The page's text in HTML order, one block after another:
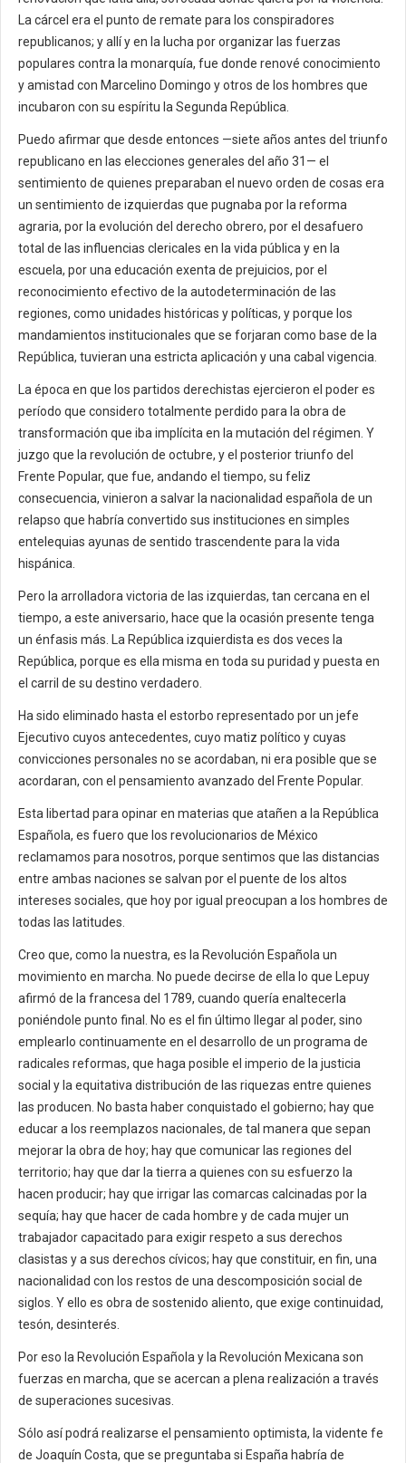
La cárcel era el punto de remate para los conspiradores
republicanos; y allí y en la lucha por organizar las fuerzas
populares contra la monarquía, fue donde renové conocimiento
y amistad con Marcelino Domingo y otros de los hombres que
incubaron con su espíritu la Segunda República.
Puedo afirmar que desde entonces —siete años antes del triunfo
republicano en las elecciones generales del año 31— el
sentimiento de quienes preparaban el nuevo orden de cosas era
un sentimiento de izquierdas que pugnaba por la reforma
agraria, por la evolución del derecho obrero, por el desafuero
total de las influencias clericales en la vida pública y en la
escuela, por una educación exenta de prejuicios, por el
reconocimiento efectivo de la autodeterminación de las
regiones, como unidades históricas y políticas, y porque los
mandamientos institucionales que se forjaran como base de la
República, tuvieran una estricta aplicación y una cabal vigencia.
La época en que los partidos derechistas ejercieron el poder es
período que considero totalmente perdido para la obra de
transformación que iba implícita en la mutación del régimen. Y
juzgo que la revolución de octubre, y el posterior triunfo del
Frente Popular, que fue, andando el tiempo, su feliz
consecuencia, vinieron a salvar la nacionalidad española de un
relapso que habría convertido sus instituciones en simples
entelequias ayunas de sentido trascendente para la vida
hispánica.
Pero la arrolladora victoria de las izquierdas, tan cercana en el
tiempo, a este aniversario, hace que la ocasión presente tenga
un énfasis más. La República izquierdista es dos veces la
República, porque es ella misma en toda su puridad y puesta en
el carril de su destino verdadero.
Ha sido eliminado hasta el estorbo representado por un jefe
Ejecutivo cuyos antecedentes, cuyo matiz político y cuyas
convicciones personales no se acordaban, ni era posible que se
acordaran, con el pensamiento avanzado del Frente Popular.
Esta libertad para opinar en materias que atañen a la República
Española, es fuero que los revolucionarios de México
reclamamos para nosotros, porque sentimos que las distancias
entre ambas naciones se salvan por el puente de los altos
intereses sociales, que hoy por igual preocupan a los hombres de
todas las latitudes.
Creo que, como la nuestra, es la Revolución Española un
movimiento en marcha. No puede decirse de ella lo que Lepuy
afirmó de la francesa del 1789, cuando quería enaltecerla
poniéndole punto final. No es el fin último llegar al poder, sino
emplearlo continuamente en el desarrollo de un programa de
radicales reformas, que haga posible el imperio de la justicia
social y la equitativa distribución de las riquezas entre quienes
las producen. No basta haber conquistado el gobierno; hay que
educar a los reemplazos nacionales, de tal manera que sepan
mejorar la obra de hoy; hay que comunicar las regiones del
territorio; hay que dar la tierra a quienes con su esfuerzo la
hacen producir; hay que irrigar las comarcas calcinadas por la
sequía; hay que hacer de cada hombre y de cada mujer un
trabajador capacitado para exigir respeto a sus derechos
clasistas y a sus derechos cívicos; hay que constituir, en fin, una
nacionalidad con los restos de una descomposición social de
siglos. Y ello es obra de sostenido aliento, que exige continuidad,
tesón, desinterés.
Por eso la Revolución Española y la Revolución Mexicana son
fuerzas en marcha, que se acercan a plena realización a través
de superaciones sucesivas.
Sólo así podrá realizarse el pensamiento optimista, la vidente fe
de Joaquín Costa, que se preguntaba si España habría de